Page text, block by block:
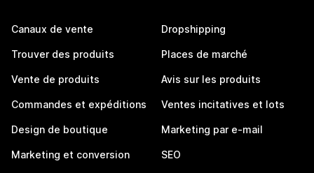
Canaux de vente
Trouver des produits
Vente de produits
Commandes et expéditions
Design de boutique
Marketing et conversion
Dropshipping
Places de marché
Avis sur les produits
Ventes incitatives et lots
Marketing par e-mail
SEO